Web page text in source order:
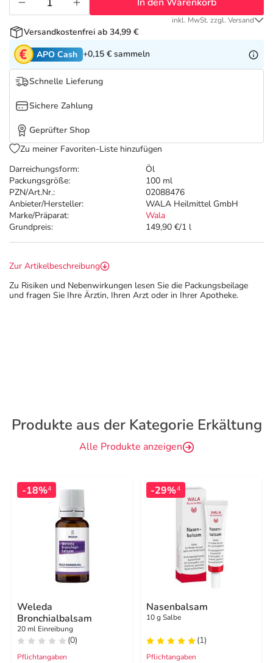
Tierapotheke
Vitamine & Mineralstoffe
Marken
Salus Deals
Darreichungsform:
Öl
Packungsgröße:
100 ml
PZN/Art.Nr.:
02088476
Anbieter/Hersteller:
WALA Heilmittel GmbH
Marke/Präparat:
Wala
Grundpreis:
149,90 €/1 l
inkl. MwSt. zzgl. Versand
Versandkostenfrei ab 34,99 €
APO Cash +0,15 € sammeln
Schnelle Lieferung
Sichere Zahlung
Geprüfter Shop
Zu meiner Favoriten-Liste hinzufügen
Zur Artikelbeschreibung
Zu Risiken und Nebenwirkungen lesen Sie die Packungsbeilage
und fragen Sie Ihre Ärztin, Ihren Arzt oder in Ihrer Apotheke.
Produkte aus der Kategorie Erkältung
Alle Produkte anzeigen
-18%4
Weleda
Bronchialbalsam
20 ml Einreibung
(0)
Pflichtangaben
-29%4
Nasenbalsam
10 g Salbe
(1)
Pflichtangaben